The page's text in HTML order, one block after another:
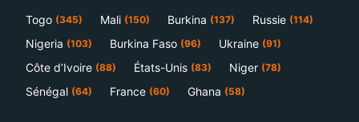
Togo (345) Mali (150) Burkina (137) Russie (114)
Nigeria (103) Burkina Faso (96) Ukraine (91)
Côte d’Ivoire (88) États-Unis (83) Niger (78)
Sénégal (64) France (60) Ghana (58)